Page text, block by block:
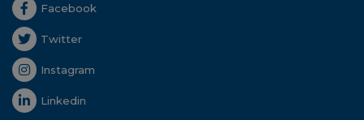
Facebook
Twitter
Instagram
Linkedin